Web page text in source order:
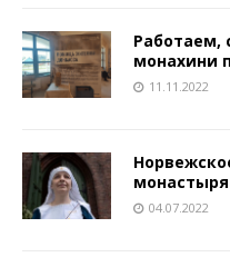
Работаем,
монахини
11.11.2022
монастыря
04.07.2022